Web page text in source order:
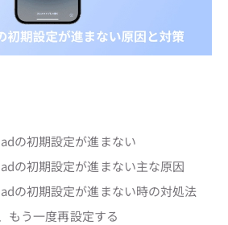
の初期設定が進まない
の初期設定が進まない主な原因
の初期設定が進まない時の対処法
もう一度再設定する